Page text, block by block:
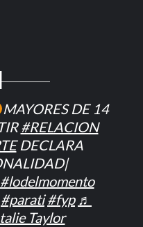
MAYORES DE 14
#RELACION
DECLARA
#lodelmomento
#parati #fyp ♬
Taylor